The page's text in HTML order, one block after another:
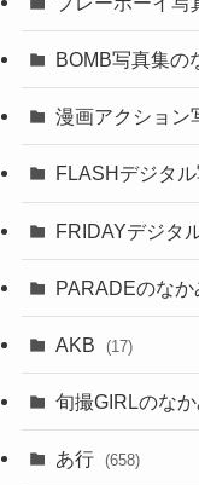
BOMB写真集の
漫画アクション
FLASHデジタ
FRIDAYデジタ
PARADEのなか
AKB (17)
旬撮GIRLのな
あ行 (658)